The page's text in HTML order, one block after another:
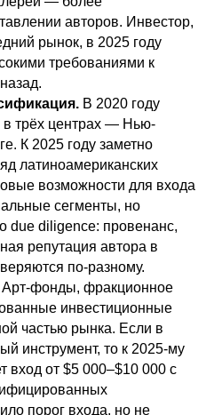
авторов. Инвестор,
рынок, в 2025 году
требованиями к
В 2020 году
в трёх центрах — Нью-
К 2025 году заметно
латиноамериканских
возможности для входа
сегменты, но
due diligence: провенанс,
репутация автора в
по-разному.
Арт-фонды, фракционное
инвестиционные
частью рынка. Если в
инструмент, то к 2025-му
вход от $5 000–$10 000 с
порог входа, но не